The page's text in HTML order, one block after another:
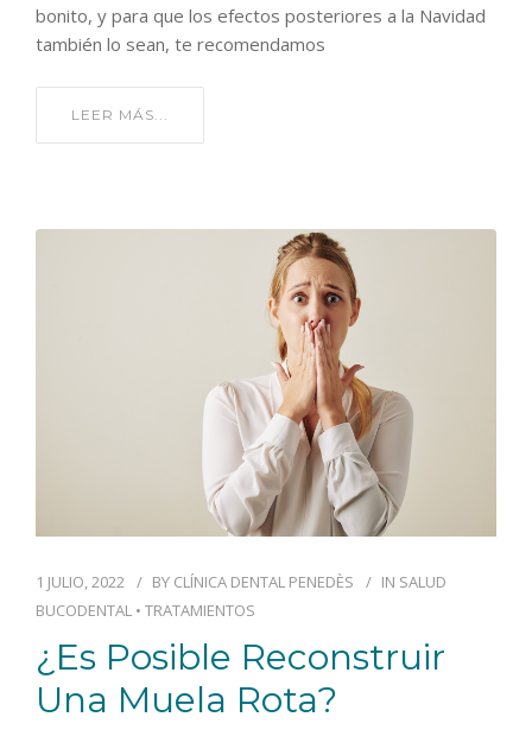
bonito, y para que los efectos posteriores a la Navidad
también lo sean, te recomendamos
LEER MÁS...
1 JULIO, 2022 BY CLÍNICA DENTAL PENEDÈS IN SALUD
BUCODENTAL • TRATAMIENTOS
¿Es Posible Reconstruir
Una Muela Rota?